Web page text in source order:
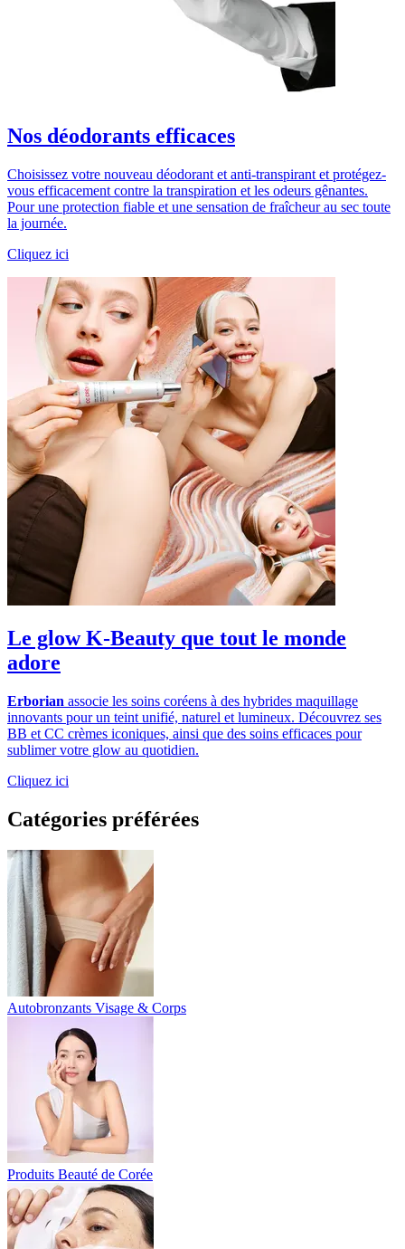
Nos déodorants efficaces
Choisissez votre nouveau déodorant et anti-transpirant et protégez-
vous efficacement contre la transpiration et les odeurs gênantes.
Pour une protection fiable et une sensation de fraîcheur au sec toute
la journée.
Cliquez ici
Le glow K-Beauty que tout le monde
adore
Erborian associe les soins coréens à des hybrides maquillage
innovants pour un teint unifié, naturel et lumineux. Découvrez ses
BB et CC crèmes iconiques, ainsi que des soins efficaces pour
sublimer votre glow au quotidien.
Cliquez ici
Catégories préférées
Autobronzants Visage & Corps
Produits Beauté de Corée